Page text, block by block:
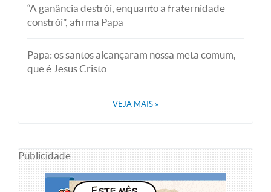
“A ganância destrói, enquanto a fraternidade
constrói”, afirma Papa
Papa: os santos alcançaram nossa meta comum,
que é Jesus Cristo
VEJA MAIS »
Publicidade